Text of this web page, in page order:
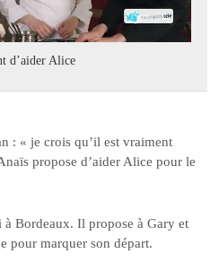
d’aider Alice
: « je crois qu’il est vraiment
propose d’aider Alice pour le
Bordeaux. Il propose à Gary et
pour marquer son départ.